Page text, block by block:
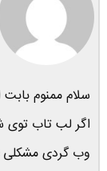
سلام ممنوم بابت
اگر لب تاب توی
وب گردی مشکلی